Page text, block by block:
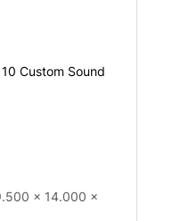
Custom Sound
x 14.000 x